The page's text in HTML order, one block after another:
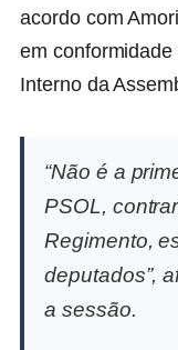
acordo com
em
Interno da
“Não é a
PSOL,
Regimento,
deputados”,
a sessão.